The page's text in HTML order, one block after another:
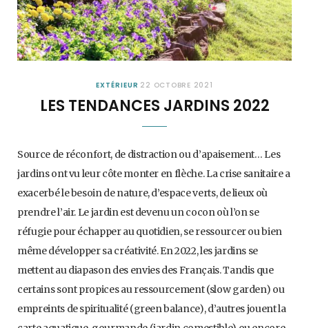
EXTÉRIEUR 22 OCTOBRE 2021
LES TENDANCES JARDINS 2022
Source de réconfort, de distraction ou d’apaisement… Les
jardins ont vu leur côte monter en flèche. La crise sanitaire a
exacerbé le besoin de nature, d’espace verts, de lieux où
prendre l’air. Le jardin est devenu un cocon où l’on se
réfugie pour échapper au quotidien, se ressourcer ou bien
même développer sa créativité. En 2022, les jardins se
mettent au diapason des envies des Français. Tandis que
certains sont propices au ressourcement (slow garden) ou
empreints de spiritualité (green balance), d’autres jouent la